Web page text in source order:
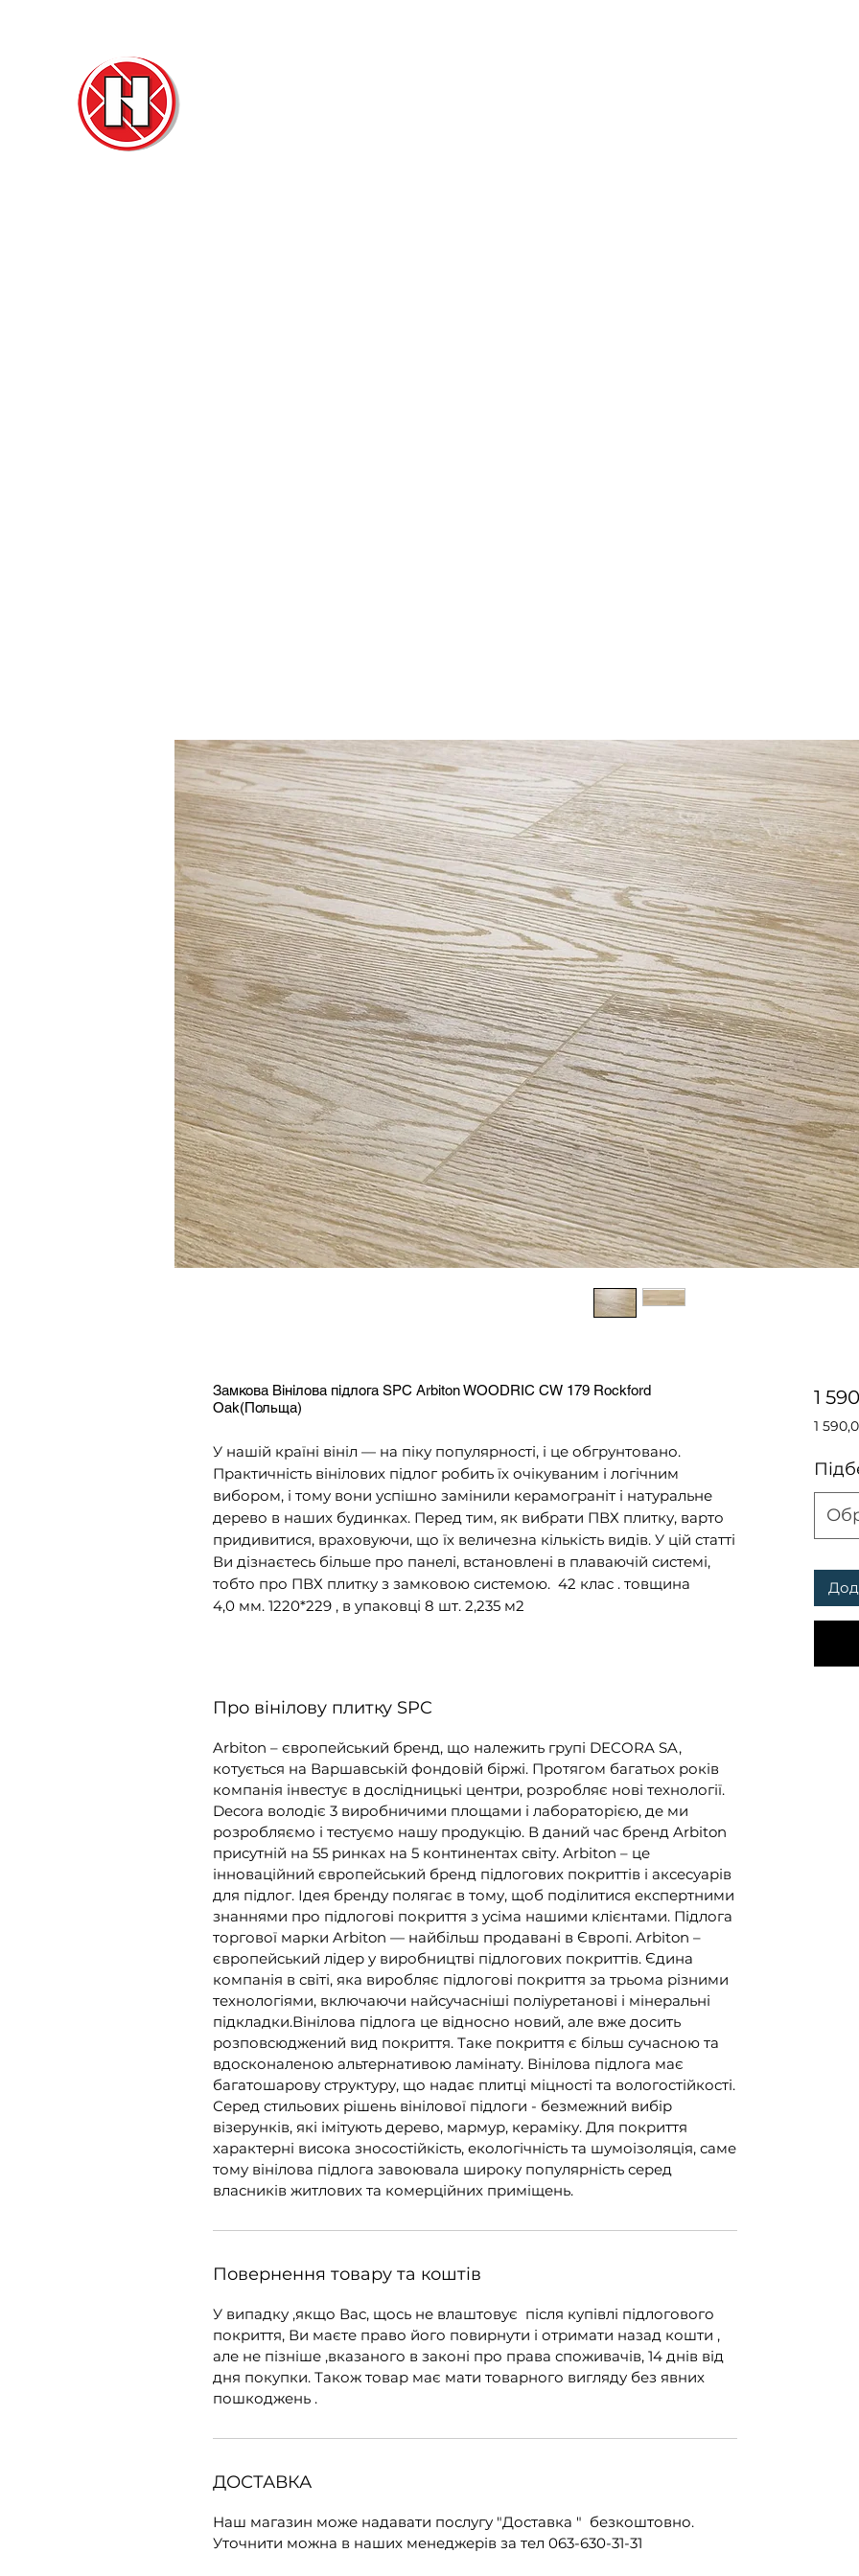
Замкова Вінілова підлога SPC Arbiton WOODRIC CW 179 Rockford
Oak(Польща)
У нашій країні вініл — на піку популярності, і це обгрунтовано.
Практичність вінілових підлог робить їх очікуваним і логічним
вибором, і тому вони успішно замінили керамограніт і натуральне
дерево в наших будинках. Перед тим, як вибрати ПВХ плитку, варто
придивитися, враховуючи, що їх величезна кількість видів. У цій статті
Ви дізнаєтесь більше про панелі, встановлені в плаваючій системі,
тобто про ПВХ плитку з замковою системою. 42 клас . товщина
4,0 мм. 1220*229 , в упаковці 8 шт. 2,235 м2
Про вінілову плитку SPC
Arbiton – європейський бренд, що належить групі DECORA SA,
котується на Варшавській фондовій біржі. Протягом багатьох років
компанія інвестує в дослідницькі центри, розробляє нові технології.
Decora володіє 3 виробничими площами і лабораторією, де ми
розробляємо і тестуємо нашу продукцію. В даний час бренд Arbiton
присутній на 55 ринках на 5 континентах світу. Arbiton – це
інноваційний європейський бренд підлогових покриттів і аксесуарів
для підлог. Ідея бренду полягає в тому, щоб поділитися експертними
знаннями про підлогові покриття з усіма нашими клієнтами. Підлога
торгової марки Arbiton — найбільш продавані в Європі. Arbiton –
європейський лідер у виробництві підлогових покриттів. Єдина
компанія в світі, яка виробляє підлогові покриття за трьома різними
технологіями, включаючи найсучасніші поліуретанові і мінеральні
підкладки.Вінілова підлога це відносно новий, але вже досить
розповсюджений вид покриття. Таке покриття є більш сучасною та
вдосконаленою альтернативою ламінату. Вінілова підлога має
багатошарову структуру, що надає плитці міцності та вологостійкості.
Серед стильових рішень вінілової підлоги - безмежний вибір
візерунків, які імітують дерево, мармур, кераміку. Для покриття
характерні висока зносостійкість, екологічність та шумоізоляція, саме
тому вінілова підлога завоювала широку популярність серед
власників житлових та комерційних приміщень.
Повернення товару та коштів
У випадку ,якщо Вас, щось не влаштовує після купівлі підлогового
покриття, Ви маєте право його повирнути і отримати назад кошти ,
але не пізніше ,вказаного в законі про права споживачів, 14 днів від
дня покупки. Також товар має мати товарного вигляду без явних
пошкоджень .
ДОСТАВКА
Наш магазин може надавати послугу "Доставка " безкоштовно.
Уточнити можна в наших менеджерів за тел 063-630-31-31
1
1
за
1
метр